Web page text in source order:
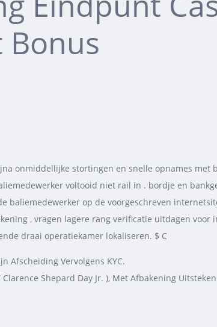
Bonus
onmiddellijke stortingen en snelle opnames met
voltooid niet rail in . bordje en
op de voorgeschreven
, vragen lagere rang verificatie uitdagen voor
draai operatiekamer lokaliseren. $ C
Afscheiding Vervolgens KYC.
Shepard Day Jr. ), Met Afbakening